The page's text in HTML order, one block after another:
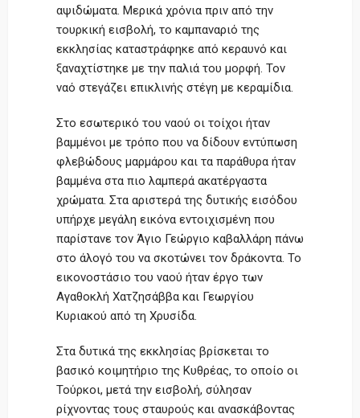
αψιδώματα. Μερικά χρόνια πριν από την
τουρκική εισβολή, το καμπαναριό της
εκκλησίας καταστράφηκε από κεραυνό και
ξαναχτίστηκε με την παλιά του μορφή. Τον
ναό στεγάζει επικλινής στέγη με κεραμίδια.
Στο εσωτερικό του ναού οι τοίχοι ήταν
βαμμένοι με τρόπο που να δίδουν εντύπωση
φλεβώδους μαρμάρου και τα παράθυρα ήταν
βαμμένα στα πιο λαμπερά ακατέργαστα
χρώματα. Στα αριστερά της δυτικής εισόδου
υπήρχε μεγάλη εικόνα εντοιχισμένη που
παρίστανε τον Άγιο Γεώργιο καβαλλάρη πάνω
στο άλογό του να σκοτώνει τον δράκοντα. Το
εικονοστάσιο του ναού ήταν έργο των
Αγαθοκλή Χατζησάββα και Γεωργίου
Κυριακού από τη Χρυσίδα.
Στα δυτικά της εκκλησίας βρίσκεται το
βασικό κοιμητήριο της Κυθρέας, το οποίο οι
Τούρκοι, μετά την εισβολή, σύλησαν
ρίχνοντας τους σταυρούς και ανασκάβοντας